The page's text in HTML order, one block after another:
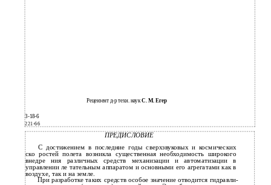
Рецензент д-р техн. наукС. М. Егер
3-18-6
221-66
ПРЕДИСЛОВИЕ
С достижением в последние годы сверхзвуковых и космических
ско­ ростей полета возникла существенная необходимость широкого
внедре­ ния различных средств механизации и автоматизации в
управлении ле­ тательным аппаратом и основными его агрегатами как в
воздухе, так и на земле.
При разработке таких средств особое значение отводится гидравли­